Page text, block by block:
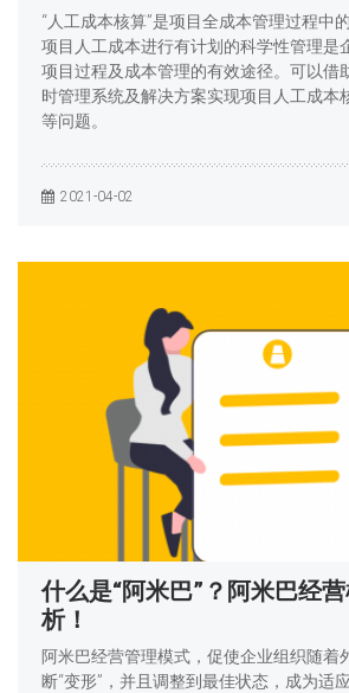
“人工成本核算”是项目全成本管理过程中
项目人工成本进行有计划的科学性管理是
项目过程及成本管理的有效途径。可以借
时管理系统及解决方案实现项目人工成本
等问题。
2021-04-02
什么是“阿米巴”？阿米巴经
析！
阿米巴经营管理模式，促使企业组织随着
断“变形”，并且调整到最佳状态，成为适